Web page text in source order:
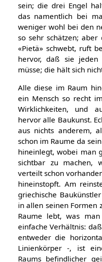
sein; die drei Engel
das namentlich bei
weniger wohl bei den
so sehr schätzen;
«Pietä» schwebt, ruft
hervor, daß sie jeden
müsse; die hält sich
Alle diese im Raum
ein Mensch so recht
Wirklichkeiten, und
hervor alle Baukunst.
aus nichts anderem,
schon im Raume da
hineinlegt, wobei man
sichtbar zu machen,
verteilt schon
hineinstopft. Am
griechische
in allen seinen Formen
Raume lebt, was
einfache Verhältnis:
entweder die
Linienkörper -, ist
Raums befindlicher